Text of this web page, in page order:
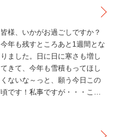
皆様、いかがお過ごしですか？
今年も残すところあと1週間とな
りました。日に日に寒さも増し
てきて、今年も雪積もってほし
くないな～っと、願う今日この
頃です！私事ですが・・・この